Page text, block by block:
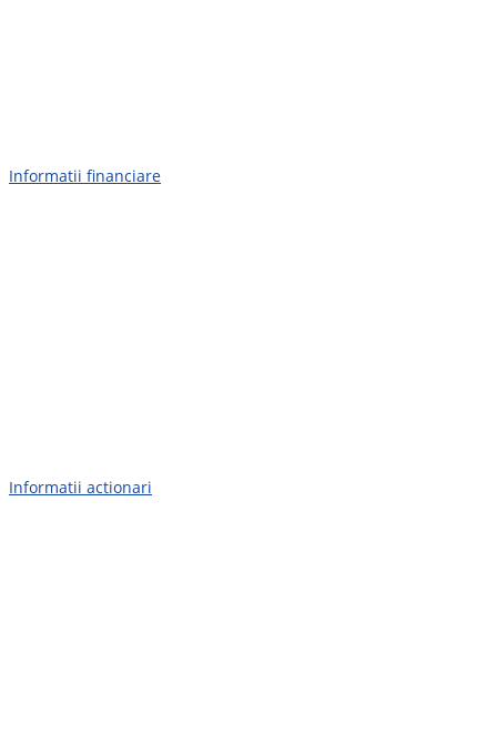
Informatii financiare
Informatii actionari